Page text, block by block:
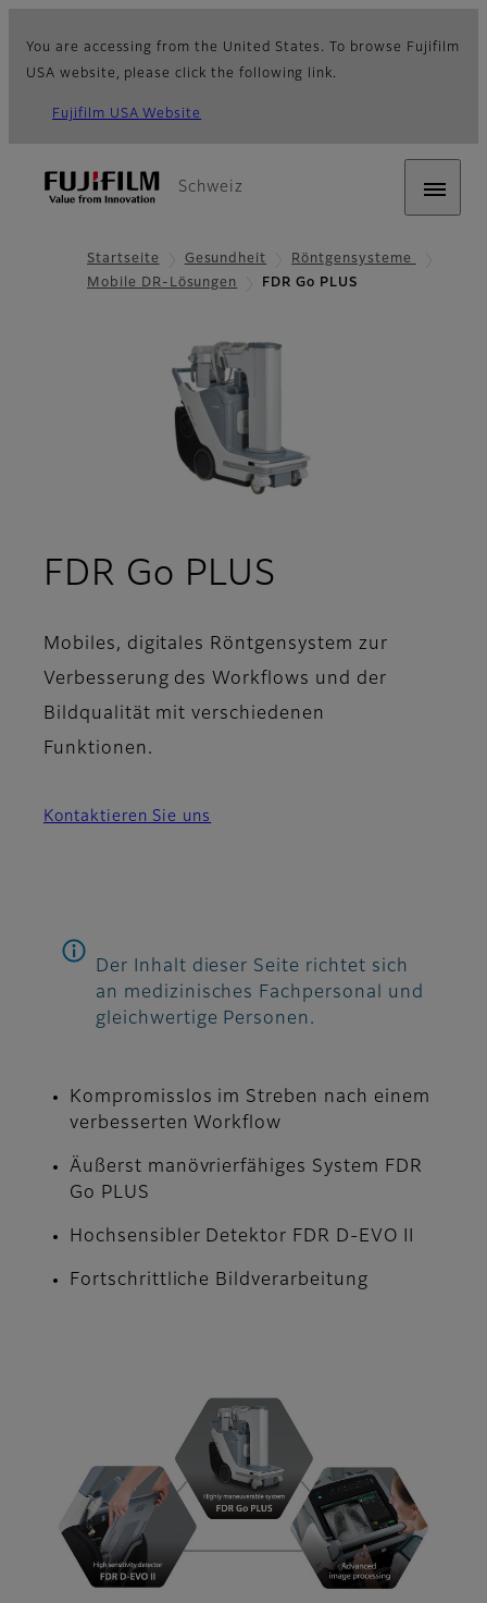
You are accessing from the United States. To browse Fujifilm
USA website, please click the following link.
Fujifilm USA Website
Schweiz
Startseite Gesundheit
Röntgensysteme
Mobile DR-Lösungen
FDR Go PLUS
FDR Go PLUS
Mobiles, digitales Röntgensystem zur
Verbesserung des Workflows und der
Bildqualität mit verschiedenen
Funktionen.
Kontaktieren Sie uns
Der Inhalt dieser Seite richtet sich
an medizinisches Fachpersonal und
gleichwertige Personen.
Kompromisslos im Streben nach einem
verbesserten Workflow
Äußerst manövrierfähiges System FDR
Go PLUS
Hochsensibler Detektor FDR D-EVO II
Fortschrittliche Bildverarbeitung